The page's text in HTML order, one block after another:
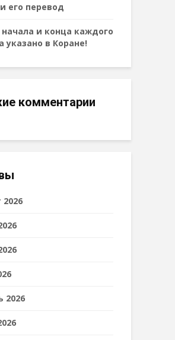
его перевод
и конца каждого
указано в Коране!
комментарии
2026
2026